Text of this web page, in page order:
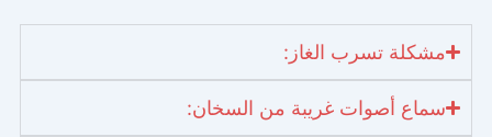
مشكلة تسرب الغاز:
سماع أصوات غريبة من السخان: